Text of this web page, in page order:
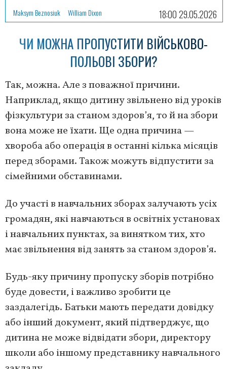
Maksym Beznosiuk William Dixon 18:00 29.05.2026
ЧИ МОЖНА ПРОПУСТИТИ ВІЙСЬКОВО-
ПОЛЬОВІ ЗБОРИ?
Так, можна. Але з поважної причини.
Наприклад, якщо дитину звільнено від уроків
фізкультури за станом здоров’я, то й на збори
вона може не їхати. Ще одна причина —
хвороба або операція в останні кілька місяців
перед зборами. Також можуть відпустити за
сімейними обставинами.
До участі в навчальних зборах залучають усіх
громадян, які навчаються в освітніх установах
і навчальних пунктах, за винятком тих, хто
має звільнення від занять за станом здоров’я.
Будь-яку причину пропуску зборів потрібно
буде довести, і важливо зробити це
заздалегідь. Батьки мають передати довідку
або інший документ, який підтверджує, що
дитина не може відвідати збори, директору
школи або іншому представнику навчального